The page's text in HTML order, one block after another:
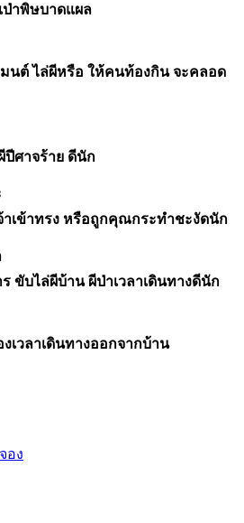
ป่าพิษบาดแผล
มนต์ ไล่ผีหรือ ให้คนท้องกิน จะคลอด
ปีศาจร้าย ดีนัก
าเข้าทรง หรือถูกคุณกระทำชะงัดนัก
ขับไล่ผีบ้าน ผีป่าเวลาเดินทางดีนัก
งเวลาเดินทางออกจากบ้าน
อง